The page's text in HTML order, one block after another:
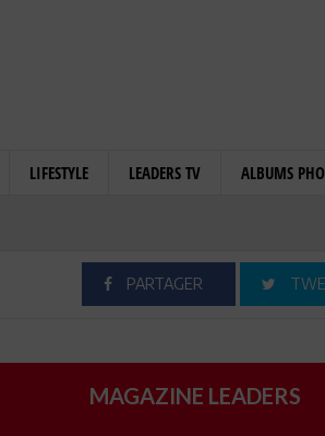
LIFESTYLE LEADERS TV ALBUMS
PARTAGER
MAGAZINE LEADERS